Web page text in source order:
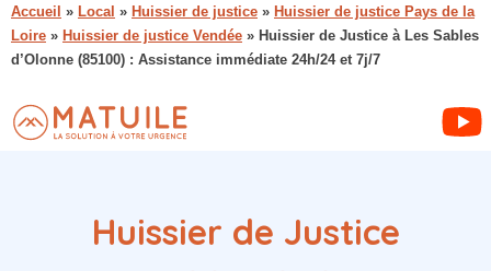
Accueil » Local » Huissier de justice » Huissier de justice Pays de la
Loire » Huissier de justice Vendée » Huissier de Justice à Les Sables
d’Olonne (85100) : Assistance immédiate 24h/24 et 7j/7
Huissier de Justice